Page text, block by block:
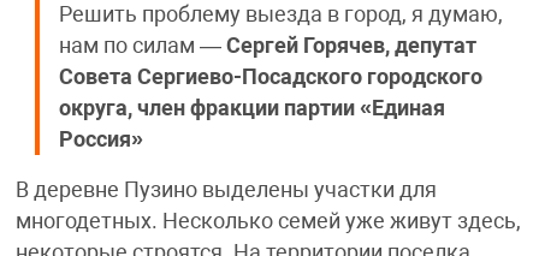
Решить проблему выезда в город, я думаю,
нам по силам — Сергей Горячев, депутат
Совета Сергиево-Посадского городского
округа, член фракции партии «Единая
Россия»
В деревне Пузино выделены участки для
многодетных. Несколько семей уже живут здесь,